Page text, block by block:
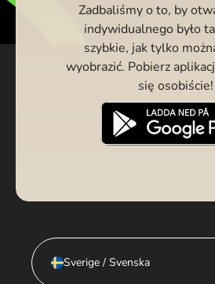
Zadbaliśmy o to, by
indywidualnego było
szybkie, jak tylko
wyobrazić. Pobierz
się osobiście!
Sverige / Svenska